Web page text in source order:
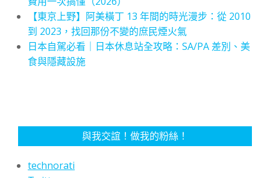
【東京上野】阿美橫丁 13 年間的時光漫步：從 2010
到 2023，找回那份不變的庶民煙火氣
日本自駕必看｜日本休息站全攻略：SA/PA 差別、美
食與隱藏設施
與我交誼！做我的粉絲！
technorati